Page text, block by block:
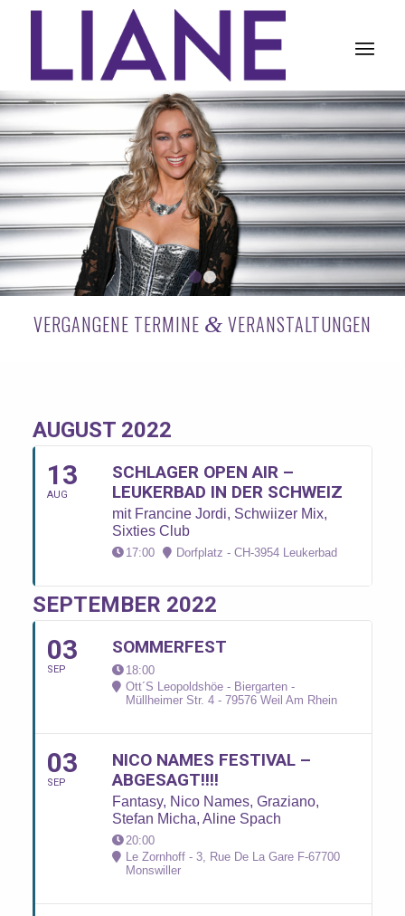
1 2
VERGANGENE TERMINE & VERANSTALTUNGEN
AUGUST 2022
13
AUG
SCHLAGER OPEN AIR –
LEUKERBAD IN DER SCHWEIZ
mit Francine Jordi, Schwiizer Mix,
Sixties Club
17:00 Dorfplatz - CH-3954 Leukerbad
SEPTEMBER 2022
03
SEP
SOMMERFEST
18:00
Ott´s Leopoldshöe - Biergarten -
Müllheimer Str. 4 - 79576 Weil Am Rhein
03
SEP
NICO NAMES FESTIVAL –
ABGESAGT!!!!
Fantasy, Nico Names, Graziano,
Stefan Micha, Aline Spach
20:00
Le Zornhoff - 3, Rue De La Gare F-67700
Monswiller